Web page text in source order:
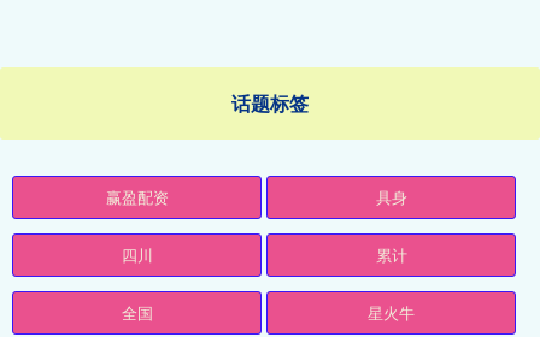
话题标签
赢盈配资 具身
四川 累计
全国 星火牛